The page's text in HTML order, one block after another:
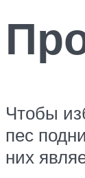
Чтобы
пес
них